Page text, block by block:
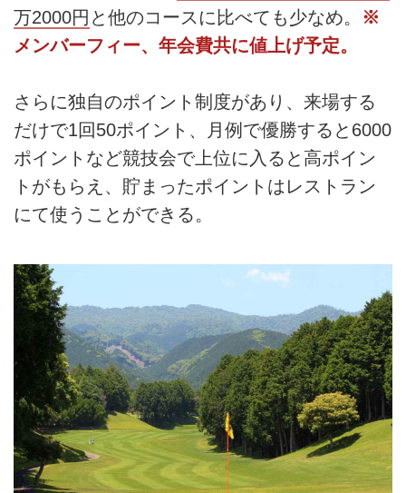
万2000円 と他のコースに比べても少なめ。 ※
メンバーフィー、年会費共に値上げ予定。
さらに独自のポイント制度があり、来場する
だけで1回50ポイント、月例で優勝すると6000
ポイントなど競技会で上位に入ると高ポイン
トがもらえ、貯まったポイントはレストラン
にて使うことができる。